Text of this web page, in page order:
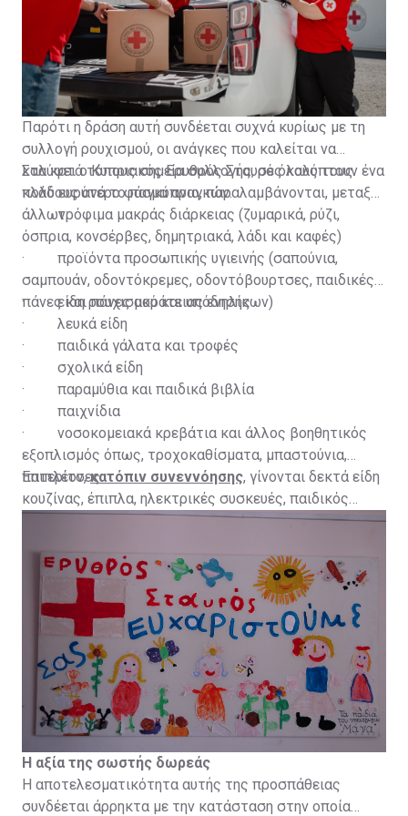
τους εθελοντές του Οργανισμού. Από την παραλαβή
και τη διαλογή αντικειμένων, μέχρι την προετοιμασία
και τη διανομή τους, κάθε στάδιο πραγματοποιείται με
φροντίδα και σεβασμό ώστε η βοήθεια να φτάνει με
αξιοπρέπεια σε όσους την έχουν ανάγκη.
Παρότι η δράση αυτή συνδέεται συχνά κυρίως με τη
συλλογή ρουχισμού, οι ανάγκες που καλείται να
καλύψει ο Κυπριακός Ερυθρός Σταυρός καλύπτουν ένα
πολύ ευρύτερο φάσμα αναγκών.
Στα κατά τόπους σημεία συλλογής, σε όλους τους
κλάδους ανά το παγκύπριο, παραλαμβάνονται, μεταξύ
άλλων:
· τρόφιμα μακράς διάρκειας (ζυμαρικά, ρύζι,
όσπρια, κονσέρβες, δημητριακά, λάδι και καφές)
· προϊόντα προσωπικής υγιεινής (σαπούνια,
σαμπουάν, οδοντόκρεμες, οδοντόβουρτσες, παιδικές
πάνες και πάνες ακράτειας ενηλίκων)
· είδη ρουχισμού και υπόδησης
· λευκά είδη
· παιδικά γάλατα και τροφές
· σχολικά είδη
· παραμύθια και παιδικά βιβλία
· παιχνίδια
· νοσοκομειακά κρεβάτια και άλλος βοηθητικός
εξοπλισμός όπως, τροχοκαθίσματα, μπαστούνια,
πατερίτσες.
Επιπλέον,κατόπιν συνεννόησης, γίνονται δεκτά είδη
κουζίνας, έπιπλα, ηλεκτρικές συσκευές, παιδικός
εξοπλισμός και ποδήλατα.
Η αξία της σωστής δωρεάς
Η αποτελεσματικότητα αυτής της προσπάθειας
συνδέεται άρρηκτα με την κατάσταση στην οποία